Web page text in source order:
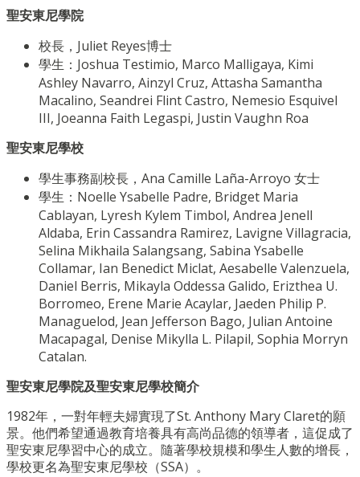
聖安東尼學院
校長，Juliet Reyes博士
學生：Joshua Testimio, Marco Malligaya, Kimi
Ashley Navarro, Ainzyl Cruz, Attasha Samantha
Macalino, Seandrei Flint Castro, Nemesio Esquivel
III, Joeanna Faith Legaspi, Justin Vaughn Roa
聖安東尼學校
學生事務副校長，Ana Camille Laña-Arroyo 女士
學生：Noelle Ysabelle Padre, Bridget Maria
Cablayan, Lyresh Kylem Timbol, Andrea Jenell
Aldaba, Erin Cassandra Ramirez, Lavigne Villagracia,
Selina Mikhaila Salangsang, Sabina Ysabelle
Collamar, Ian Benedict Miclat, Aesabelle Valenzuela,
Daniel Berris, Mikayla Oddessa Galido, Erizthea U.
Borromeo, Erene Marie Acaylar, Jaeden Philip P.
Managuelod, Jean Jefferson Bago, Julian Antoine
Macapagal, Denise Mikylla L. Pilapil, Sophia Morryn
Catalan.
聖安東尼學院及聖安東尼學校簡介
1982年，一對年輕夫婦實現了St. Anthony Mary Claret的願
景。他們希望通過教育培養具有高尚品德的領導者，這促成了
聖安東尼學習中心的成立。隨著學校規模和學生人數的增長，
學校更名為聖安東尼學校（SSA）。